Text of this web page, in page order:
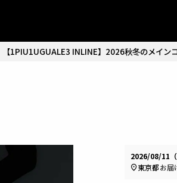
【1PIU1UGUALE3 INLINE】2026秋冬のメイン
2026/08/11（
東京都お届